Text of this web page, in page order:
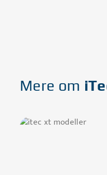
Mere om